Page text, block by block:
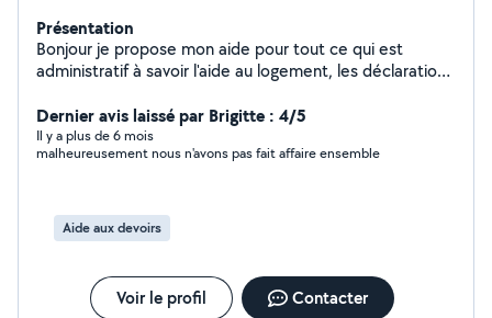
Présentation
Bonjour je propose mon aide pour tout ce qui est
administratif à savoir l'aide au logement, les déclarations
rendez-vous, gestion des documents, emails, courriers.
Saisir des données, mais aussi l'organisation et les
plannings . N'hésitez pas :)
Dernier avis laissé par Brigitte : 4/5
Il y a plus de 6 mois
malheureusement nous n'avons pas fait affaire ensemble
Aide aux devoirs
Voir le profil Contacter